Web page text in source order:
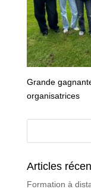
Grande
organisatrices
Articles
Formation à